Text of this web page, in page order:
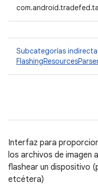
Subcategorías
Interfaz para
los archivos de imagen
flashear un dispositivo
etcétera)